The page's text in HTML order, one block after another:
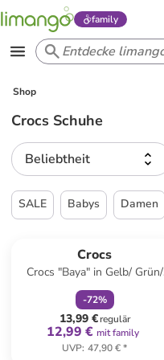
family
Shop
Crocs Schuhe
Beliebtheit
SALE Babys Damen
Crocs
Crocs "Baya" in Gelb/ Grün/
Khaki
-72%
13,99 €regulär
12,99 € mit family
UVP: 47,90 €*